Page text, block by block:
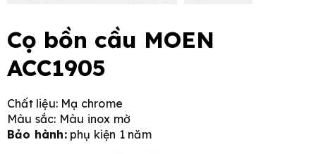
Cọ bồn cầu MOEN
ACC1905
Chất liệu: Mạ chrome
Màu sắc: Màu inox mờ
Bảo hành:phụ kiện 1 năm